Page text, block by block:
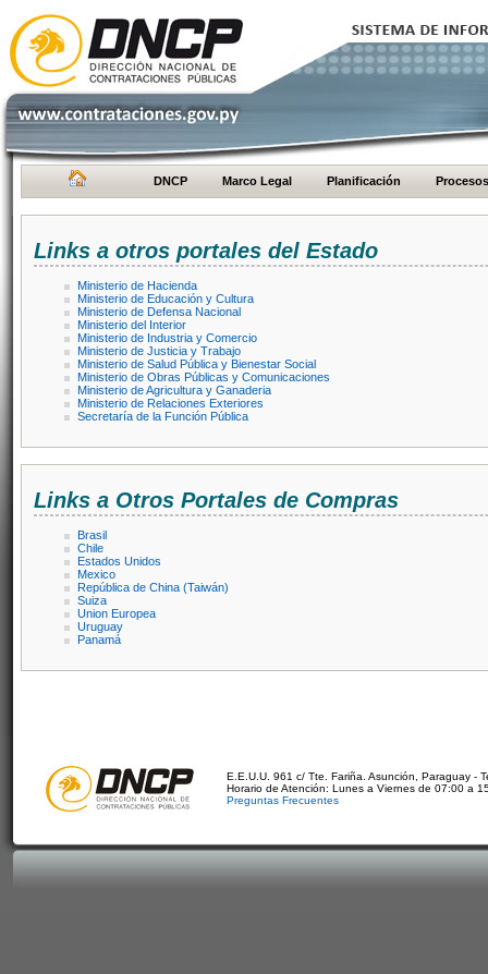
DNCP Marco Legal Planificación Procesos
Links a otros portales del Estado
Ministerio de Hacienda
Ministerio de Educación y Cultura
Ministerio de Defensa Nacional
Ministerio del Interior
Ministerio de Industria y Comercio
Ministerio de Justicia y Trabajo
Ministerio de Salud Pública y Bienestar Social
Ministerio de Obras Públicas y Comunicaciones
Ministerio de Agricultura y Ganaderia
Ministerio de Relaciones Exteriores
Secretaría de la Función Pública
Links a Otros Portales de Compras
Brasil
Chile
Estados Unidos
Mexico
República de China (Taiwán)
Suiza
Union Europea
Uruguay
Panamá
E.E.U.U. 961 c/ Tte. Fariña. Asunción, Paraguay -
Horario de Atención: Lunes a Viernes de 07:00 a
Preguntas Frecuentes